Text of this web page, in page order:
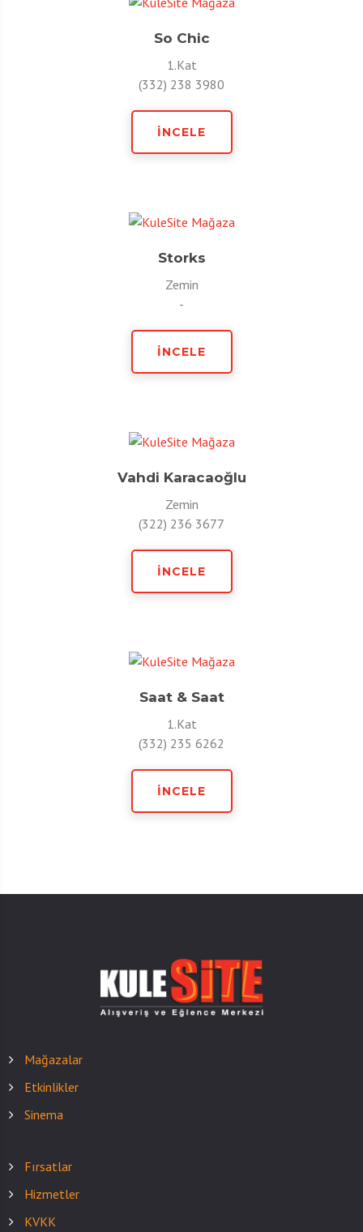
So Chic
1.Kat
(332) 238 3980
İNCELE
Storks
Zemin
-
İNCELE
Vahdi Karacaoğlu
Zemin
(322) 236 3677
İNCELE
Saat & Saat
1.Kat
(332) 235 6262
İNCELE
Mağazalar
Etkinlikler
Sinema
Fırsatlar
Hizmetler
KVKK